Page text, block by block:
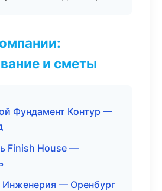
и сметы
Фундамент Контур —
Finish House —
— Оренбург